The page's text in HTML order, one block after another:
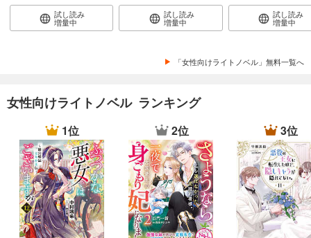
試し読み
増量中
試し読み
増量中
試し読み
増量中
「女性向けライトノベル」無料一覧へ
女性向けライトノベル ランキング
1位 2位 3位